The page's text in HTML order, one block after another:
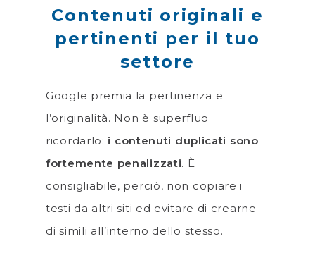
Contenuti originali e
pertinenti per il tuo
settore
Google premia la pertinenza e
l’originalità. Non è superfluo
ricordarlo: i contenuti duplicati sono
fortemente penalizzati. È
consigliabile, perciò, non copiare i
testi da altri siti ed evitare di crearne
di simili all’interno dello stesso.